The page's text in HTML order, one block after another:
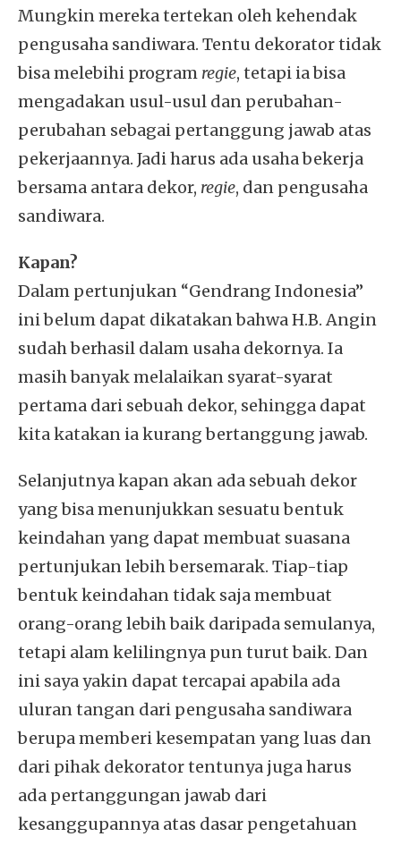
Mungkin mereka tertekan oleh kehendak
pengusaha sandiwara. Tentu dekorator tidak
bisa melebihi program regie, tetapi ia bisa
mengadakan usul-usul dan perubahan-
perubahan sebagai pertanggung jawab atas
pekerjaannya. Jadi harus ada usaha bekerja
bersama antara dekor, regie, dan pengusaha
sandiwara.
Kapan?
Dalam pertunjukan “Gendrang Indonesia”
ini belum dapat dikatakan bahwa H.B. Angin
sudah berhasil dalam usaha dekornya. Ia
masih banyak melalaikan syarat-syarat
pertama dari sebuah dekor, sehingga dapat
kita katakan ia kurang bertanggung jawab.
Selanjutnya kapan akan ada sebuah dekor
yang bisa menunjukkan sesuatu bentuk
keindahan yang dapat membuat suasana
pertunjukan lebih bersemarak. Tiap-tiap
bentuk keindahan tidak saja membuat
orang-orang lebih baik daripada semulanya,
tetapi alam kelilingnya pun turut baik. Dan
ini saya yakin dapat tercapai apabila ada
uluran tangan dari pengusaha sandiwara
berupa memberi kesempatan yang luas dan
dari pihak dekorator tentunya juga harus
ada pertanggungan jawab dari
kesanggupannya atas dasar pengetahuan